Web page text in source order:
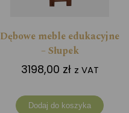
Dębowe meble edukacyjne
– Słupek
3198,00 zł z VAT
Dodaj do koszyka